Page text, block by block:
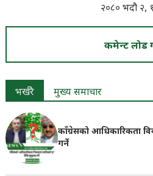
२०८० भदौ २,
कमेन्ट लोड
भर्खरै मुख्य समाचार
काँग्रेसको आधिकारिकता
गर्ने